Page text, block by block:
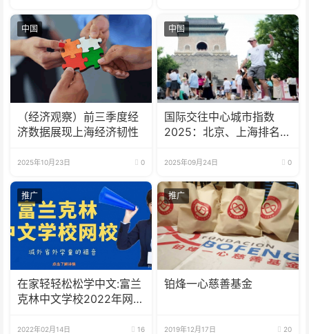
中国
（经济观察）前三季度经
济数据展现上海经济韧性
2025年10月23日 0
中国
国际交往中心城市指数
2025：北京、上海排名上
2025年09月24日 0
推广
在家轻轻松松学中文:富兰
克林中文学校2022年网校
2022年02月14日 16
推广
铂烽一心慈善基金
2019年12月17日 20